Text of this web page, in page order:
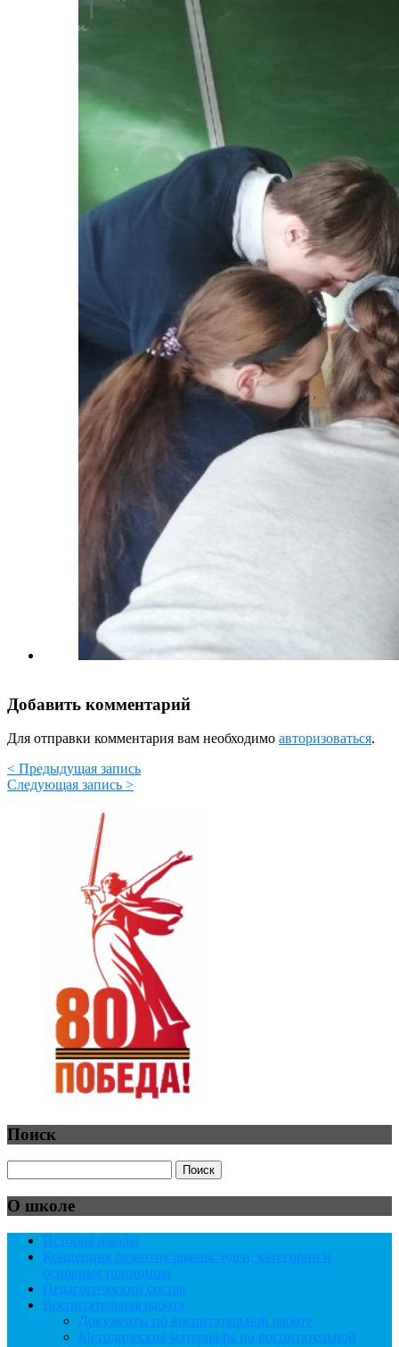
Добавить комментарий
Для отправки комментария вам необходимо авторизоваться.
< Предыдущая запись
Следующая запись >
Поиск
О школе
История школы
Концепция развития школы: идеи, категории и
основные принципы
Педагогический состав
Воспитательная работа
Документы по воспитательной работе
Методические материалы по воспитательной